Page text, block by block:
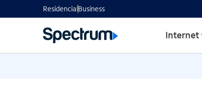
Explorar los nuevos
ResidencialBusiness
Internet